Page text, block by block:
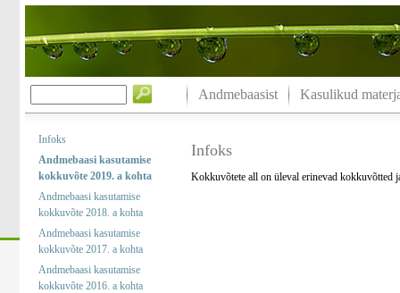
Andmebaasist Kasulikud
Infoks
Andmebaasi kasutamise
kokkuvõte 2019. a kohta
Andmebaasi kasutamise
kokkuvõte 2018. a kohta
Andmebaasi kasutamise
kokkuvõte 2017. a kohta
Andmebaasi kasutamise
kokkuvõte 2016. a kohta
Infoks
Kokkuvõtete all on üleval erinevad kokkuvõtted